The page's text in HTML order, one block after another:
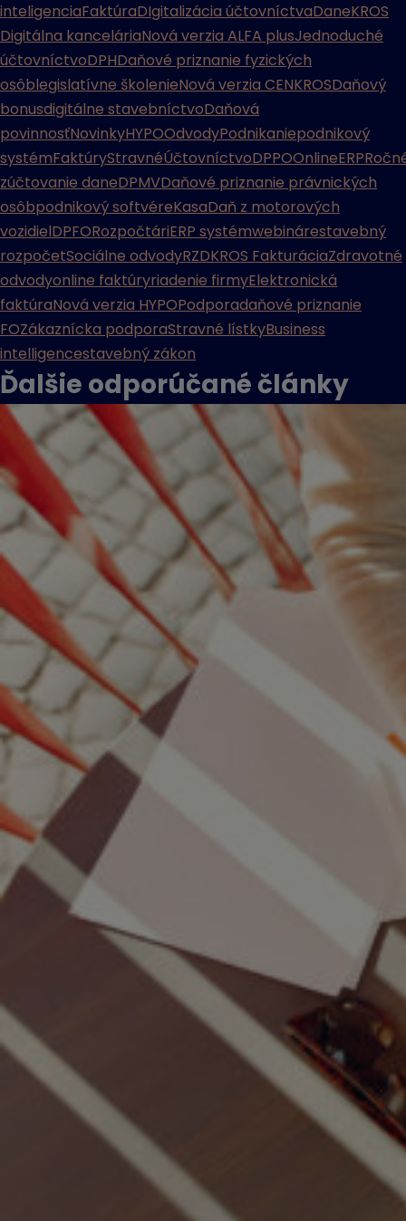
inteligenciaFaktúraDIgitalizácia účtovníctvaDaneKROS
Digitálna kanceláriaNová verzia ALFA plusJednoduché
účtovníctvoDPHDaňové priznanie fyzických
osôblegislatívne školenieNová verzia CENKROSDaňový
bonusdigitálne stavebníctvoDaňová
povinnosťNovinkyHYPOOdvodyPodnikaniepodnikový
systémFaktúryStravnéÚčtovníctvoDPPOOnlineERP
zúčtovanie daneDPMVDaňové priznanie právnických
osôbpodnikový softvéreKasaDaň z motorových
vozidielDPFORozpočtáriERP systémwebinárestavebný
rozpočetSociálne odvodyRZDKROS FakturáciaZdravotné
odvodyonline faktúryriadenie firmyElektronická
faktúraNová verzia HYPOPodporadaňové priznanie
FOZákaznícka podporaStravné lístkyBusiness
intelligencestavebný zákon
Ďalšie odporúčané články